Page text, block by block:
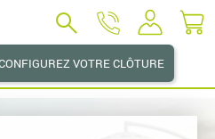
VOTRE CLÔTURE